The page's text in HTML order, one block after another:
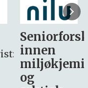
søker
– fast